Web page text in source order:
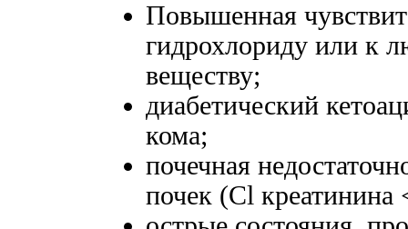
Повышенная
гидрохлориду или к
веществу;
диабетический
кома;
почечная
почек (Cl